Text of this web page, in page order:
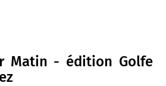
Matin - édition Golfe